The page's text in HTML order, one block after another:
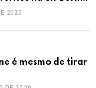
2020
é mesmo de tirar